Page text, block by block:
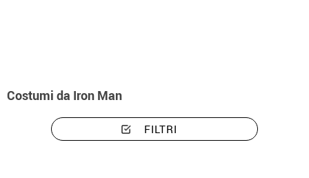
Costumi da Iron Man
FILTRI